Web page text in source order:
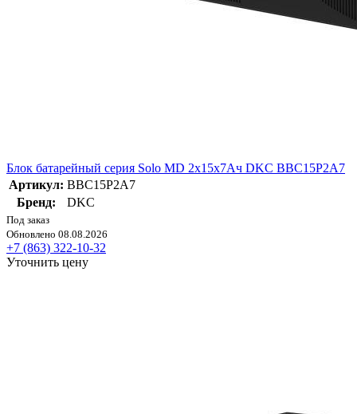
Блок батарейный серия Solo MD 2х15х7Ач DKC BBC15P2A7
Артикул: BBC15P2A7
Бренд:
DKC
Под заказ
Обновлено 08.08.2026
+7 (863) 322-10-32
Уточнить цену